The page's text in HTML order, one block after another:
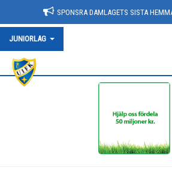
SPONSRA DAMLAGETS SISTA
JUNIORLAG
HEM